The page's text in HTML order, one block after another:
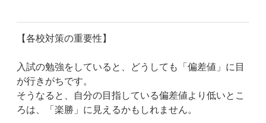
【各校対策の重要性】
入試の勉強をしていると、どうしても「偏差値」に目
が行きがちです。
そうなると、自分の目指している偏差値より低いとこ
ろは、「楽勝」に見えるかもしれません。